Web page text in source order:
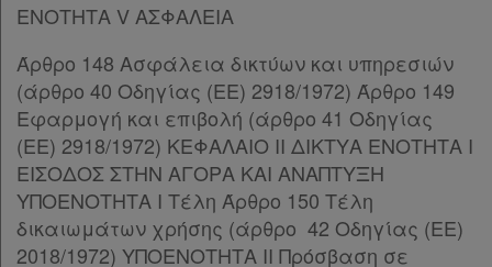
Παρ.3
Άρθρο 90
Παρ.1
Παρ.2
Παρ.3
Παρ.4
Παρ.5
Παρ.6
Παρ.7
ΕΝΟΤΗΤΑ V ΑΣΦΑΛΕΙΑ
Άρθρο 148 Ασφάλεια δικτύων και υπηρεσιών
(άρθρο 40 Οδηγίας (ΕΕ) 2918/1972) Άρθρο 149
Εφαρμογή και επιβολή (άρθρο 41 Οδηγίας
(ΕΕ) 2918/1972) ΚΕΦΑΛΑΙΟ ΙΙ ΔΙΚΤΥΑ ΕΝΟΤΗΤΑ I
ΕΙΣΟΔΟΣ ΣΤΗΝ ΑΓΟΡΑ ΚΑΙ ΑΝΑΠΤΥΞΗ
ΥΠΟΕΝΟΤΗΤΑ Ι Τέλη Άρθρο 150 Τέλη
δικαιωμάτων χρήσης (άρθρο 42 Οδηγίας (ΕΕ)
2018/1972) ΥΠΟΕΝΟΤΗΤΑ IΙ Πρόσβαση σε